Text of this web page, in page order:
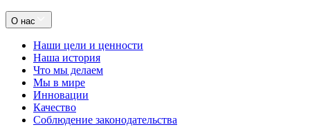
О нас
Наши цели и ценности
Наша история
Что мы делаем
Мы в мире
Инновации
Качество
Соблюдение законодательства